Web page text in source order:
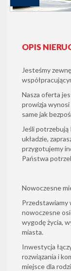
OPIS
Jesteśmy
Nasza oferta
prowizja wynosi
same jak
Jeśli
układzie,
przygotujemy
Państwa
Nowoczesne
nowoczesne
wygodę życia,
miasta.
Inwestycja
rozwiązania i
miejsce dla